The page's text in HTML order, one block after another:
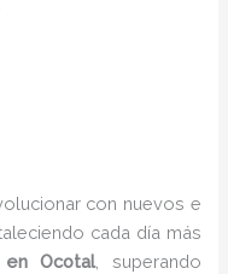
con nuevos e
cada día más
Ocotal, superando